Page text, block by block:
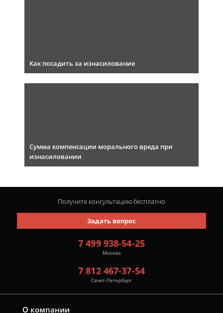
Как посадить за изнасилование
Сумма компенсации морального вреда при
изнасиловании
О компании
7 499 938-54-25
Москва
7 812 467-37-54
Санкт-Петербург
Задать вопрос
Получите консультациюбесплатно